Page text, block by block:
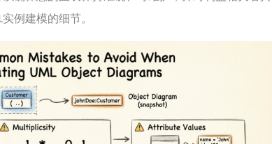
例建模的细节。